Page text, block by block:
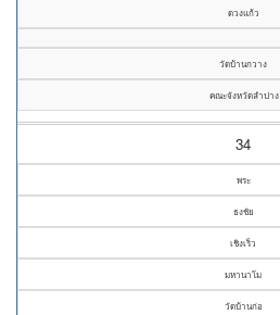
ดวงแก้ว
วัดบ้านกวาง
คณะจังหวัดลำปาง
34
พระ
ธงชัย
เชิงเร็ว
มหานาโม
วัดบ้านก่อ